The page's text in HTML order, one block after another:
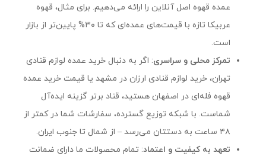
عمده قهوه اصل آنلاین را ارائه می‌دهیم. برای مثال، قهوه
عربیکا تازه با قیمت‌های عمده‌ای که تا ۳۰% پایین‌تر از بازار
است.
تمرکز محلی و سراسری: اگر به دنبال خرید عمده لوازم قنادی
تهران، خرید لوازم قنادی ارزان در مشهد یا قیمت خرید عمده
قهوه فله‌ای در اصفهان هستید، قناد برتر گزینه ایده‌آل
شماست. با شبکه توزیع گسترده، سفارشات شما در کمتر از
۴۸ ساعت به دستتان می‌رسد – از شمال تا جنوب ایران.
تعهد به کیفیت و اعتماد: تمام محصولات ما دارای ضمانت